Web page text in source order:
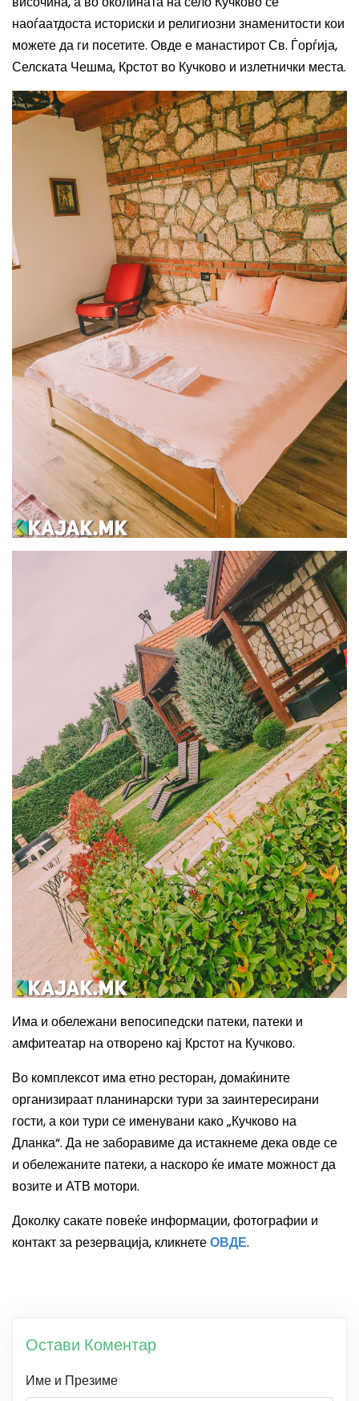
наоѓаатдоста историски и религиозни знаменитости кои
можете да ги посетите. Овде е манастирот Св. Ѓорѓија,
Селската Чешма, Крстот во Кучково и излетнички места.
Има и обележани вепосипедски патеки, патеки и
амфитеатар на отворено кај Крстот на Кучково.
Во комплексот има етно ресторан, домаќините
организираат планинарски тури за заинтересирани
гости, а кои тури се именувани како „Кучково на
Дланка“. Да не заборавиме да истакнеме дека овде се
и обележаните патеки, а наскоро ќе имате можност да
возите и АТВ мотори.
Доколку сакате повеќе информации, фотографии и
контакт за резервација, кликнетеОВДЕ.
Остави Коментар
Име и Презиме